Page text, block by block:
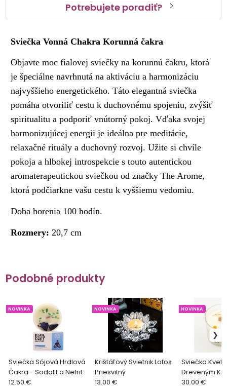
Potrebujete poradiť?
Sviečka Vonná Chakra Korunná čakra
Objavte moc fialovej sviečky na korunnú čakru, ktorá
je špeciálne navrhnutá na aktiváciu a harmonizáciu
najvyššieho energetického. Táto elegantná sviečka
pomáha otvoriliť cestu k duchovnému spojeniu, zvýšiť
spiritualitu a podporiť vnútorný pokoj. Vďaka svojej
harmonizujúcej energii je ideálna pre meditácie,
relaxačné rituály a duchovný rozvoj. Užite si chvíle
pokoja a hlbokej introspekcie s touto autentickou
aromaterapeutickou sviečkou od značky The Arome,
ktorá podčiarkne vašu cestu k vyššiemu vedomiu.
Doba horenia 100 hodín.
Rozmery: 20,7 cm
Podobné produkty
Sviečka Sójová Hrdlová
Čakra - Sodalit a Nefrit
NOVINKA
12.50 €
Krištáľový Svietnik Lotos
Priesvitný
NOVINKA
13.00 €
Sviečka
Dreveným
Agnes + Cat
NOVINKA
30.00 €